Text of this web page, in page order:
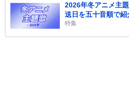
2026年冬アニメ主
送日を五十音順で紹
特集